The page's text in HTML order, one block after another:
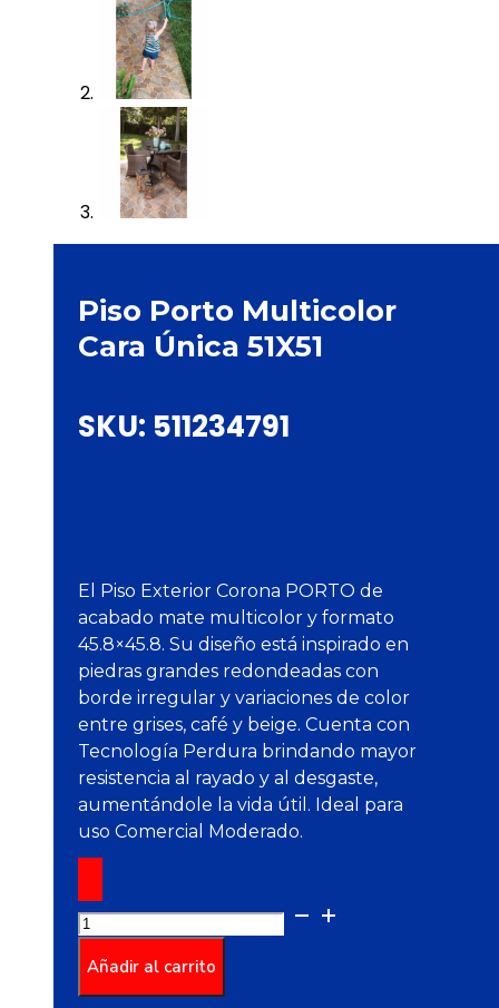
Piso Porto Multicolor
Cara Única 51X51
SKU: 511234791
El Piso Exterior Corona PORTO de
acabado mate multicolor y formato
45.8×45.8. Su diseño está inspirado en
piedras grandes redondeadas con
borde irregular y variaciones de color
entre grises, café y beige. Cuenta con
Tecnología Perdura brindando mayor
resistencia al rayado y al desgaste,
aumentándole la vida útil. Ideal para
uso Comercial Moderado.
Piso
Porto
Multicolor
Cara
Añadir al carrito